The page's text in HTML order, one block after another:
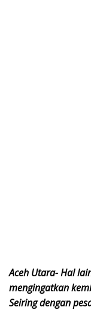
Aceh Utara- Hal
mengingatkan
Seiring dengan